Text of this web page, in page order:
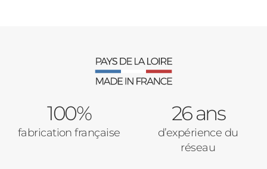
100%
fabrication française
26 ans
d’expérience du
réseau